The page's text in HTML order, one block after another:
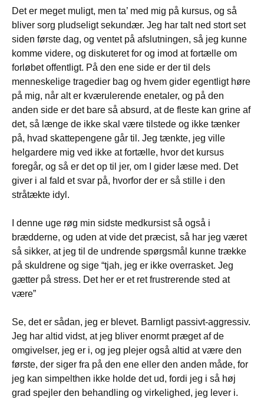
Det er meget muligt, men ta’ med mig på kursus, og så
bliver sorg pludseligt sekundær. Jeg har talt ned stort set
siden første dag, og ventet på afslutningen, så jeg kunne
komme videre, og diskuteret for og imod at fortælle om
forløbet offentligt. På den ene side er der til dels
menneskelige tragedier bag og hvem gider egentligt høre
på mig, når alt er kværulerende enetaler, og på den
anden side er det bare så absurd, at de fleste kan grine af
det, så længe de ikke skal være tilstede og ikke tænker
på, hvad skattepengene går til. Jeg tænkte, jeg ville
helgardere mig ved ikke at fortælle, hvor det kursus
foregår, og så er det op til jer, om I gider læse med. Det
giver i al fald et svar på, hvorfor der er så stille i den
stråtækte idyl.
I denne uge røg min sidste medkursist så også i
brædderne, og uden at vide det præcist, så har jeg været
så sikker, at jeg til de undrende spørgsmål kunne trække
på skuldrene og sige “tjah, jeg er ikke overrasket. Jeg
gætter på stress. Det her er et ret frustrerende sted at
være”
Se, det er sådan, jeg er blevet. Barnligt passivt-aggressiv.
Jeg har altid vidst, at jeg bliver enormt præget af de
omgivelser, jeg er i, og jeg plejer også altid at være den
første, der siger fra på den ene eller den anden måde, for
jeg kan simpelthen ikke holde det ud, fordi jeg i så høj
grad spejler den behandling og virkelighed, jeg lever i.